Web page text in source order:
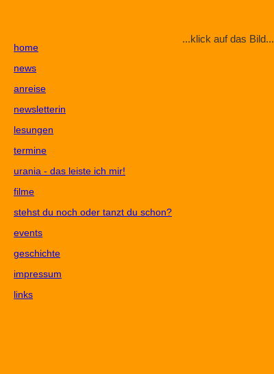
home
news
anreise
newsletterin
lesungen
termine
urania - das leiste ich mir!
filme
stehst du noch oder tanzt du schon?
events
geschichte
impressum
links
...klick auf das Bild...